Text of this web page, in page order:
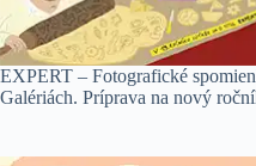
EXPERT – Fotografické
Galériách. Príprava na nový